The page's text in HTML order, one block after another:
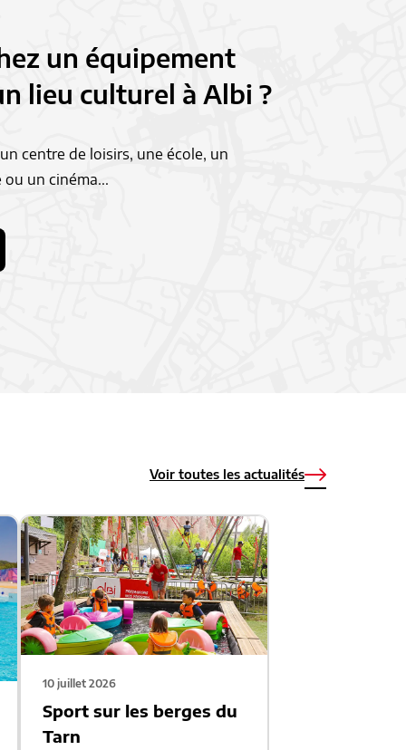
un équipement
lieu culturel à Albi ?
centre de loisirs, une école, un
un cinéma...
Voir toutes les actualités
10 juillet 2026
Sport sur les berges du
Tarn